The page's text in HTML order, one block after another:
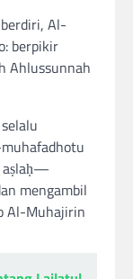
Al-
berpikir
Ahlussunnah
aṣlaḥ—
mengambil
Al-Muhajirin